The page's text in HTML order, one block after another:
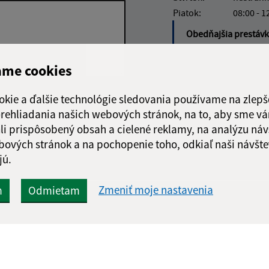
cookies
a ďalšie technológie sledovania používame na
našich webových stránok, na to, aby sme
prispôsobený obsah a cielené reklamy, na analýzu
stránok a na pochopenie toho, odkiaľ naši
Odmietam Zmeniť moje nastavenia
Google reCaptcha Response
Odoslať správu
Piatok:
08:00 -
Obedňajšia